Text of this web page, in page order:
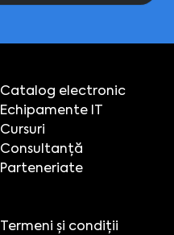
Catalog electronic
Echipamente IT
Cursuri
Consultanță
Parteneriate
Termeni și condiții